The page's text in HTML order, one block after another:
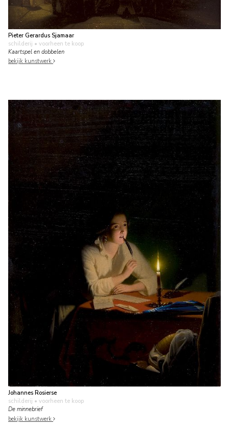
Pieter Gerardus Sjamaar
schilderij • voorheen te koop
Kaartspel en dobbelen
bekijk kunstwerk
Johannes Rosierse
schilderij • voorheen te koop
De minnebrief
bekijk kunstwerk